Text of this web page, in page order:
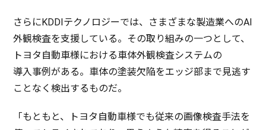
さらにKDDIテクノロジーでは、さまざまな製造業へのAI
外観検査を支援している。その取り組みの一つとして、
トヨタ 自動車様における車体外観検査システムの
導入事例がある。 車体の塗装欠陥をエッジ部まで見逃す
ことなく検出するものだ。
「もともと、 トヨタ 自動車様でも従来の画像検査手法を